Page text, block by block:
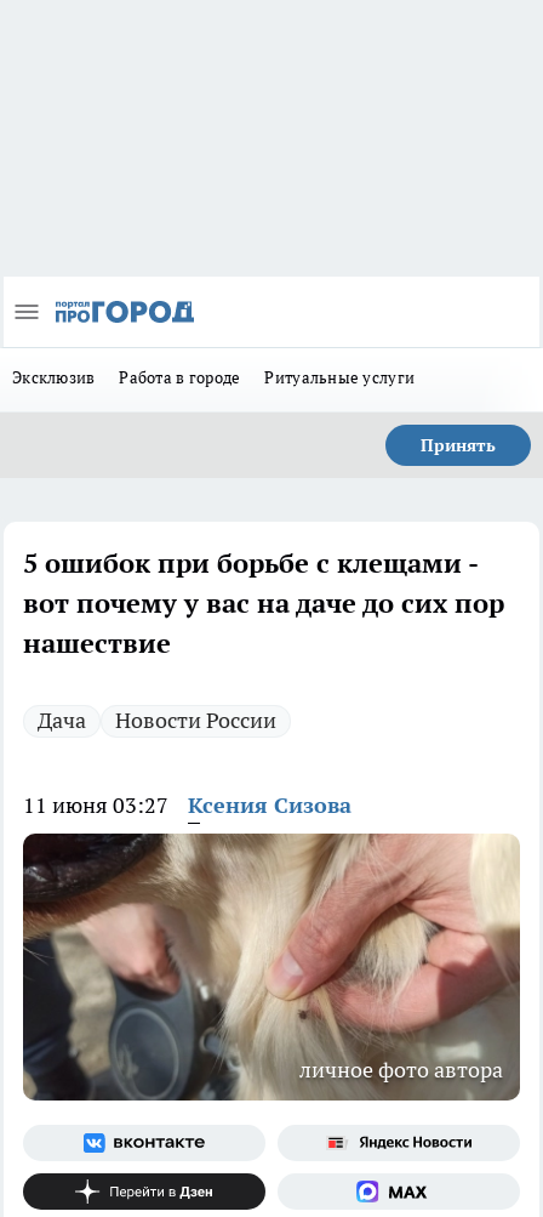
Эксклюзив Работа в городе Ритуальные услуги
Принять
5 ошибок при борьбе с клещами -
вот почему у вас на даче до сих пор
нашествие
Дача Новости России
11 июня 03:27 Ксения Сизова
личное фото автора